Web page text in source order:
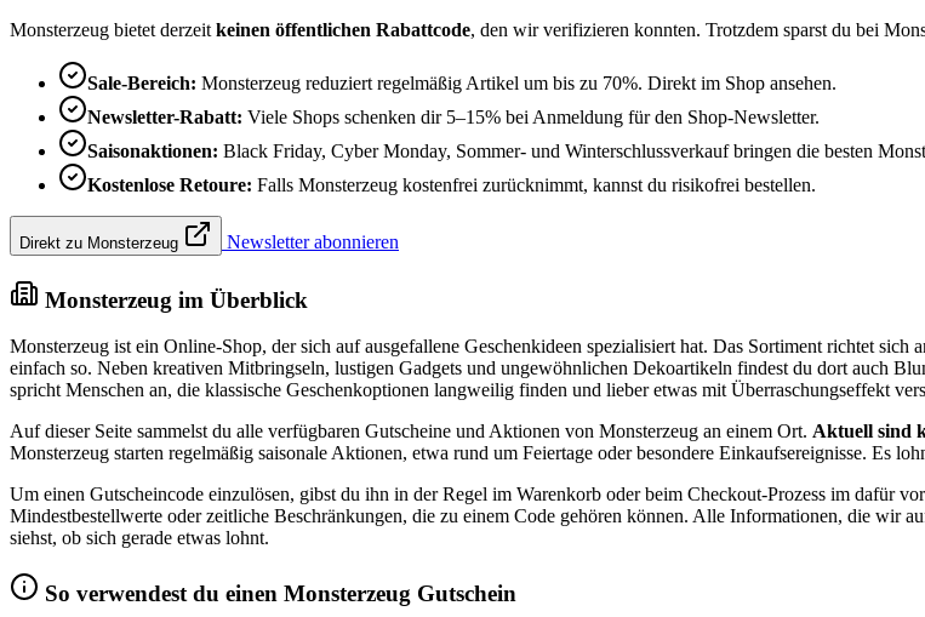
Monsterzeug bietet derzeit keinen öffentlichen Rabattcode, den wir verifizieren konnten. Trotzdem sparst du bei
Sale-Bereich: Monsterzeug reduziert regelmäßig Artikel um bis zu 70%. Direkt im Shop ansehen.
Newsletter-Rabatt: Viele Shops schenken dir 5–15% bei Anmeldung für den Shop-Newsletter.
Saisonaktionen: Black Friday, Cyber Monday, Sommer- und Winterschlussverkauf bringen die besten
Kostenlose Retoure: Falls Monsterzeug kostenfrei zurücknimmt, kannst du risikofrei bestellen.
Direkt zu Monsterzeug Newsletter abonnieren
Monsterzeug im Überblick
Monsterzeug ist ein Online-Shop, der sich auf ausgefallene Geschenkideen spezialisiert hat. Das Sortiment richtet
einfach so. Neben kreativen Mitbringseln, lustigen Gadgets und ungewöhnlichen Dekoartikeln findest du dort auch
spricht Menschen an, die klassische Geschenkoptionen langweilig finden und lieber etwas mit Überraschungseffekt
Auf dieser Seite sammelst du alle verfügbaren Gutscheine und Aktionen von Monsterzeug an einem Ort. Aktuell sind
Monsterzeug starten regelmäßig saisonale Aktionen, etwa rund um Feiertage oder besondere Einkaufsereignisse. Es
Um einen Gutscheincode einzulösen, gibst du ihn in der Regel im Warenkorb oder beim Checkout-Prozess im dafür
Mindestbestellwerte oder zeitliche Beschränkungen, die zu einem Code gehören können. Alle Informationen, die wir
siehst, ob sich gerade etwas lohnt.
So verwendest du einen Monsterzeug Gutschein